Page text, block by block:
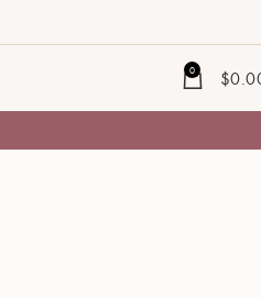
0 $
40%